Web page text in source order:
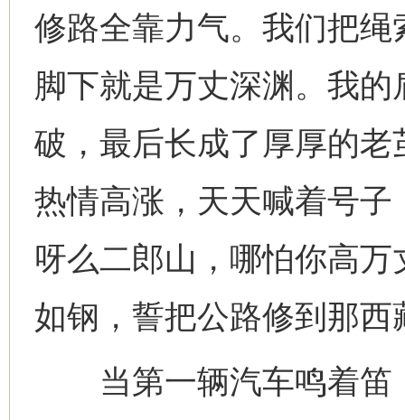
修路全靠力气。我们把
脚下就是万丈深渊。我
破，最后长成了厚厚的
热情高涨，天天喊着号子
呀么二郎山，哪怕你高
如钢，誓把公路修到那
当第一辆汽车鸣着笛